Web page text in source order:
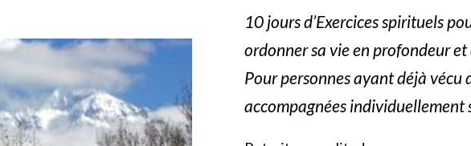
10 jours d’Exercices spirituels
ordonner sa vie en profondeur
Pour personnes ayant déjà
accompagnées individuellement